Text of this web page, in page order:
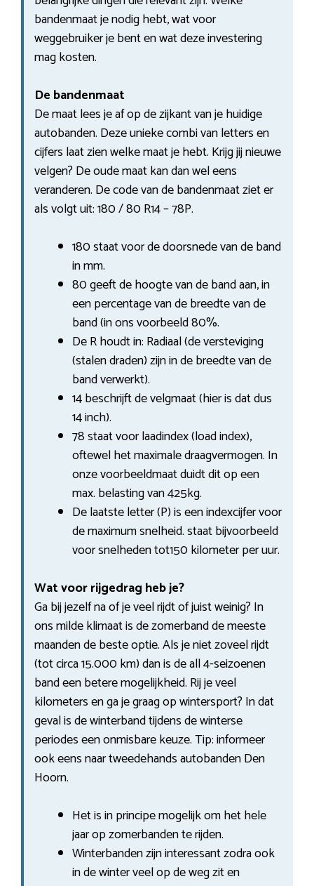
bandenmaat je nodig hebt, wat voor
weggebruiker je bent en wat deze investering
mag kosten.
De bandenmaat
De maat lees je af op de zijkant van je huidige
autobanden. Deze unieke combi van letters en
cijfers laat zien welke maat je hebt. Krijg jij nieuwe
velgen? De oude maat kan dan wel eens
veranderen. De code van de bandenmaat ziet er
als volgt uit: 180 / 80 R14 – 78P.
180 staat voor de doorsnede van de band
in mm.
80 geeft de hoogte van de band aan, in
een percentage van de breedte van de
band (in ons voorbeeld 80%.
De R houdt in: Radiaal (de versteviging
(stalen draden) zijn in de breedte van de
band verwerkt).
14 beschrijft de velgmaat (hier is dat dus
14 inch).
78 staat voor laadindex (load index),
oftewel het maximale draagvermogen. In
onze voorbeeldmaat duidt dit op een
max. belasting van 425kg.
De laatste letter (P) is een indexcijfer voor
de maximum snelheid. staat bijvoorbeeld
voor snelheden tot150 kilometer per uur.
Wat voor rijgedrag heb je?
Ga bij jezelf na of je veel rijdt of juist weinig? In
ons milde klimaat is de zomerband de meeste
maanden de beste optie. Als je niet zoveel rijdt
(tot circa 15.000 km) dan is de all 4-seizoenen
band een betere mogelijkheid. Rij je veel
kilometers en ga je graag op wintersport? In dat
geval is de winterband tijdens de winterse
periodes een onmisbare keuze. Tip: informeer
ook eens naar tweedehands autobanden Den
Hoorn.
Het is in principe mogelijk om het hele
jaar op zomerbanden te rijden.
Winterbanden zijn interessant zodra ook
in de winter veel op de weg zit en